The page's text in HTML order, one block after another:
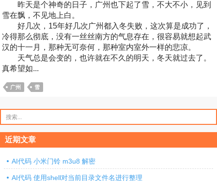
昨天是个神奇的日子，广州也下起了雪，不大不小，见到
雪在飘，不见地上白。
好几次，15年好几次广州都入冬失败，这次算是成功了，
冷得那么彻底，没有一丝丝南方的气息存在，很容易就想起武
汉的十一月，那种无可奈何，那种室内室外一样的悲凉。
天气总是会变的，也许就在不久的明天，冬天就过去了。
真希望如...
广州 雪
索：
近期文章
AI代码 小米门铃 m3u8 解密
AI代码 使用shell对当前目录文件名进行整理